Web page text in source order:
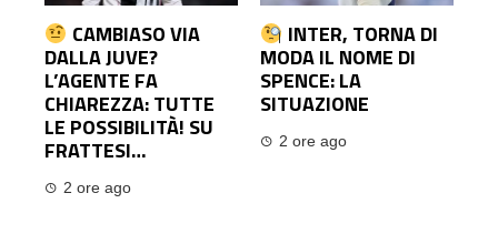
CAMBIASO VIA
DALLA JUVE?
L’AGENTE FA
CHIAREZZA: TUTTE
LE POSSIBILITÀ! SU
FRATTESI…
2 ore ago
INTER, TORNA DI
MODA IL NOME DI
SPENCE: LA
SITUAZIONE
2 ore ago